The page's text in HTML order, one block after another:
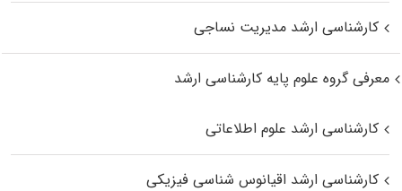
کارشناسی ارشد مدیریت نساجی
معرفی گروه علوم پایه کارشناسی ارشد
کارشناسی ارشد علوم اطلاعاتی
کارشناسی ارشد اقیانوس‌ شناسی فیزیکی